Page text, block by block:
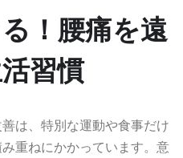
！ 腰痛を遠
習慣
は、特別な運動や食事だけ
重ねにかかっています。意